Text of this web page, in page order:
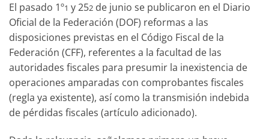
El pasado 1º1 y 252 de junio se publicaron en el Diario
Oficial de la Federación (DOF) reformas a las
disposiciones previstas en el Código Fiscal de la
Federación (CFF), referentes a la facultad de las
autoridades fiscales para presumir la inexistencia de
operaciones amparadas con comprobantes fiscales
(regla ya existente), así como la transmisión indebida
de pérdidas fiscales (artículo adicionado).